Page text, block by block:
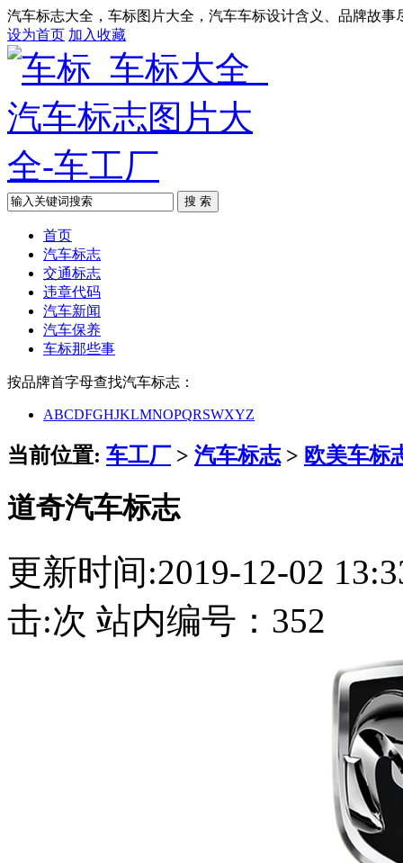
汽车标志大全，车标图片大全，汽车车标设计含义、品牌故事
设为首页 加入收藏
搜 索
首页
汽车标志
交通标志
违章代码
汽车新闻
汽车保养
车标那些事
按品牌首字母查找汽车标志：
ABCDFGHJKLMNOPQRSWXYZ
当前位置: 车工厂 > 汽车标志 > 欧美车标
道奇汽车标志
更新时间:2019-12-02
击:次 站内编号：352